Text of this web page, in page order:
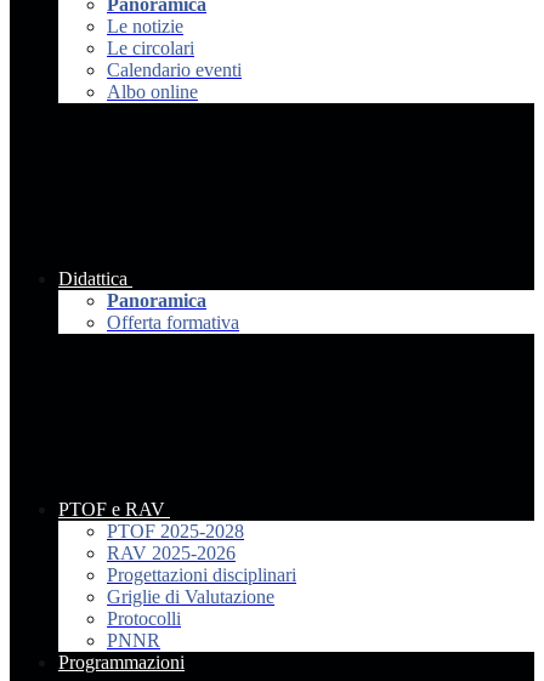
Panoramica
Le notizie
Le circolari
Calendario eventi
Albo online
Didattica
Panoramica
Offerta formativa
PTOF e RAV
PTOF 2025-2028
RAV 2025-2026
Progettazioni disciplinari
Griglie di Valutazione
Protocolli
PNNR
Programmazioni